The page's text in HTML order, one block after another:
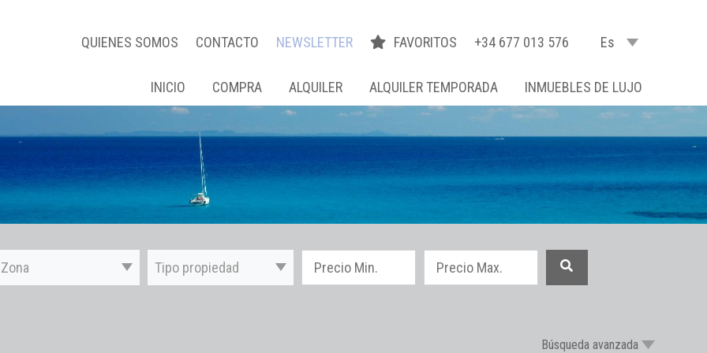
QUIENES SOMOS CONTACTO NEWSLETTER FAVORITOS +34 677 013 576 Es
INICIO COMPRA ALQUILER ALQUILER TEMPORADA INMUEBLES DE LUJO
Zona Tipo propiedad
Búsqueda avanzada